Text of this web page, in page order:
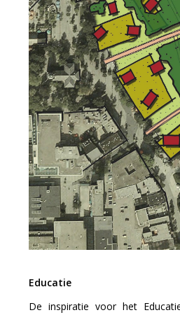
Educatie
De inspiratie voor het